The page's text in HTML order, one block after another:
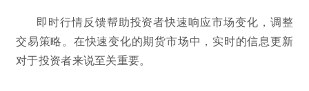
即时行情反馈帮助投资者快速响应市场变化，调整
交易策略。在快速变化的期货市场中，实时的信息更新
对于投资者来说至关重要。